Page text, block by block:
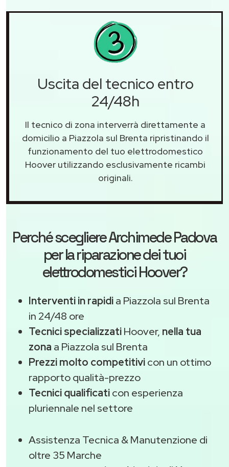
Uscita del tecnico entro
24/48h
Il tecnico di zona interverrà direttamente a
domicilio a Piazzola sul Brenta ripristinando il
funzionamento del tuo elettrodomestico
Hoover utilizzando esclusivamente ricambi
originali.
Perché scegliereArchimede Padova
per la riparazione dei tuoi
elettrodomestici Hoover?
Interventi in rapidia Piazzola sul Brenta
in 24/48 ore
Tecnici specializzatiHoover, nella tua
zona a Piazzola sul Brenta
Prezzi molto competitivicon un ottimo
rapporto qualità-prezzo
Tecnici qualificaticon esperienza
pluriennale nel settore
Assistenza Tecnica & Manutenzione di
oltre 35 Marche